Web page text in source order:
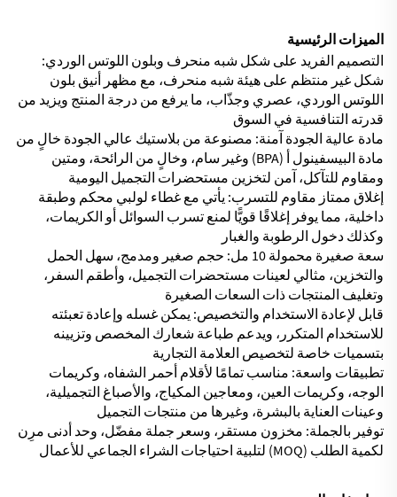
الميزات الرئيسية
التصميم الفريد على شكل شبه منحرف وبلون اللوتس الوردي:
شكل غير منتظم على هيئة شبه منحرف، مع مظهر أنيق بلون
اللوتس الوردي، عصري وجذّاب، ما يرفع من درجة المنتج ويزيد من
قدرته التنافسية في السوق
مادة عالية الجودة آمنة: مصنوعة من بلاستيك عالي الجودة خالٍ من
مادة البيسفينول أ (BPA) وغير سام، وخالٍ من الرائحة، ومتين
ومقاوم للتآكل، آمن لتخزين مستحضرات التجميل اليومية
إغلاق ممتاز مقاوم للتسرب: يأتي مع غطاء لولبي محكم وطبقة
داخلية، مما يوفر إغلاقًا قويًّا لمنع تسرب السوائل أو الكريمات،
وكذلك دخول الرطوبة والغبار
سعة صغيرة محمولة 10 مل: حجم صغير ومدمج، سهل الحمل
والتخزين، مثالي لعينات مستحضرات التجميل، وأطقم السفر،
وتغليف المنتجات ذات السعات الصغيرة
قابل لإعادة الاستخدام والتخصيص: يمكن غسله وإعادة تعبئته
للاستخدام المتكرر، ويدعم طباعة شعارك المخصص وتزيينه
بتسميات خاصة لتخصيص العلامة التجارية
تطبيقات واسعة: مناسب تمامًا لأقلام أحمر الشفاه، وكريمات
الوجه، وكريمات العين، ومعاجين المكياج، والأصباغ التجميلية،
وعينات العناية بالبشرة، وغيرها من منتجات التجميل
توفير بالجملة: مخزون مستقر، وسعر جملة مفضّل، وحد أدنى مرِن
لكمية الطلب (MOQ) لتلبية احتياجات الشراء الجماعي للأعمال